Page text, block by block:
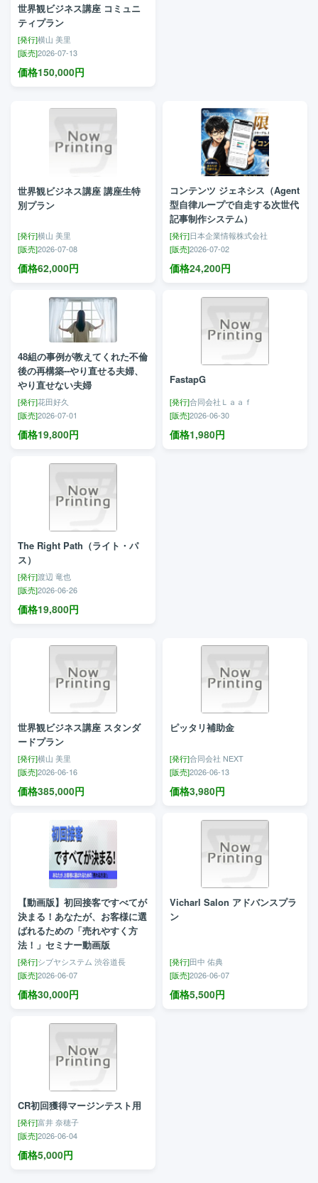
世界観ビジネス講座 コミュニ
ティプラン
[発行]横山 美里
[販売]2026-07-13
価格150,000円
世界観ビジネス講座 講座生特
別プラン
[発行]横山 美里
[販売]2026-07-08
価格62,000円
コンテンツ ジェネシス（Agent
型自律ループで自走する次世代
記事制作システム）
[発行]日本企業情報株式会社
[販売]2026-07-02
価格24,200円
48組の事例が教えてくれた不倫
後の再構築--やり直せる夫婦、
やり直せない夫婦
[発行]花田好久
[販売]2026-07-01
価格19,800円
FastapG
[発行]合同会社Ｌａａｆ
[販売]2026-06-30
価格1,980円
The Right Path（ライト・パ
ス）
[発行]渡辺 竜也
[販売]2026-06-26
価格19,800円
世界観ビジネス講座 スタンダ
ードプラン
[発行]横山 美里
[販売]2026-06-16
価格385,000円
ピッタリ補助金
[発行]合同会社 NEXT
[販売]2026-06-13
価格3,980円
【動画版】初回接客ですべてが
決まる！あなたが、お客様に選
ばれるための「売れやすく方
法！」セミナー動画版
[発行]シブヤシステム 渋谷道長
[販売]2026-06-07
価格30,000円
Vicharl Salon アドバンスプラ
ン
[発行]田中 佑典
[販売]2026-06-07
価格5,500円
CR初回獲得マージンテスト用
[発行]富井 奈穂子
[販売]2026-06-04
価格5,000円